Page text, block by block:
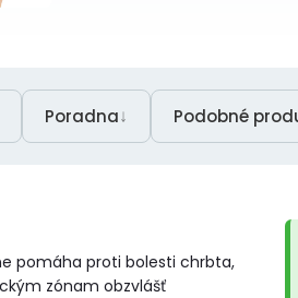
Poradna↓ Podobné
pomáha proti bolesti chrbta,
zónam obzvlášť